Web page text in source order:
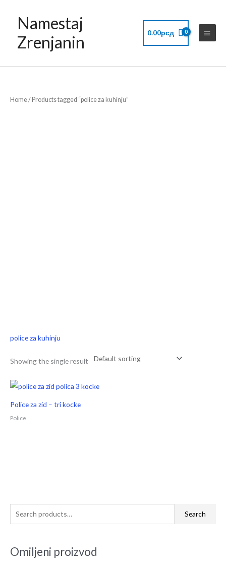
contentNamestaj
Zrenjanin
0.00рсд
e
r
Search
Omiljeni proizvod
Home/ Products tagged “police za kuhinju”
police za kuhinju
Showing the single result
Police za zid – tri kocke
Police